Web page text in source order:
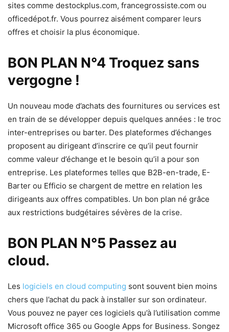
sites comme destockplus.com, francegrossiste.com ou
officedépot.fr. Vous pourrez aisément comparer leurs
offres et choisir la plus économique.
BON PLAN N°4 Troquez sans
vergogne !
Un nouveau mode d’achats des fournitures ou services est
en train de se développer depuis quelques années : le troc
inter-entreprises ou barter. Des plateformes d’échanges
proposent au dirigeant d’inscrire ce qu’il peut fournir
comme valeur d’échange et le besoin qu’il a pour son
entreprise. Les plateformes telles que B2B-en-trade, E-
Barter ou Efficio se chargent de mettre en relation les
dirigeants aux offres compatibles. Un bon plan né grâce
aux restrictions budgétaires sévères de la crise.
BON PLAN N°5 Passez au
cloud.
Les logiciels en cloud computing sont souvent bien moins
chers que l’achat du pack à installer sur son ordinateur.
Vous pouvez ne payer ces logiciels qu’à l’utilisation comme
Microsoft office 365 ou Google Apps for Business. Songez